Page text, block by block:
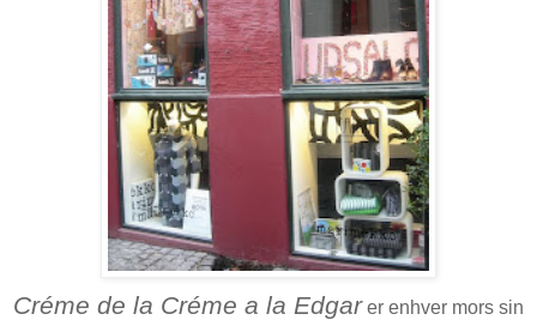
Créme de la Créme a la Edgarer enhver mors sin